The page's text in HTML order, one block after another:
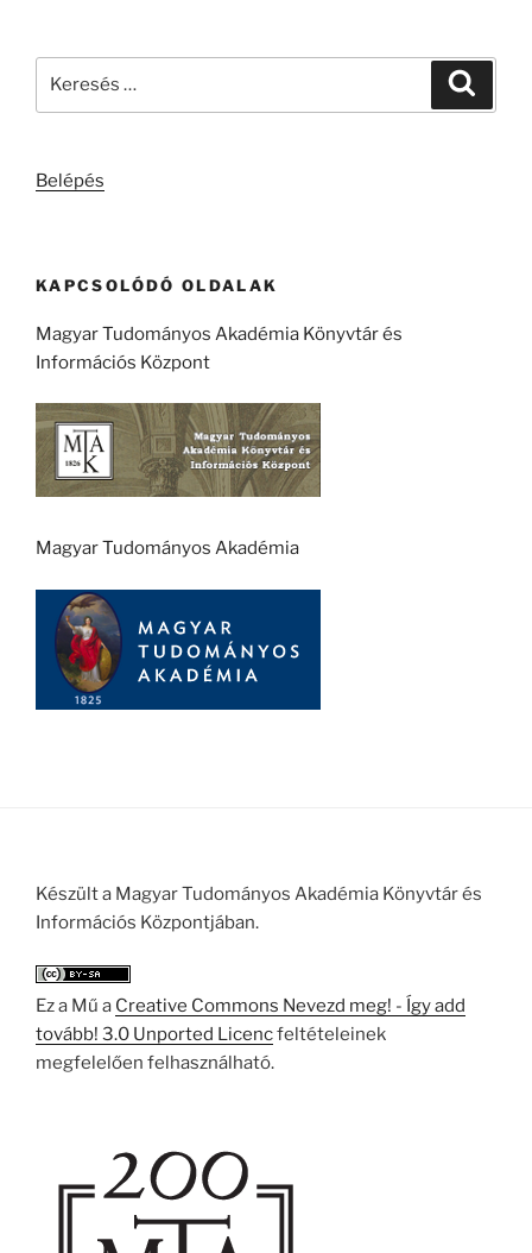
Belépés
KAPCSOLÓDÓ OLDALAK
Magyar Tudományos Akadémia Könyvtár és
Információs Központ
Magyar Tudományos Akadémia
Készült a Magyar Tudományos Akadémia Könyvtár és
Információs Központjában.
Ez a Mű a Creative Commons Nevezd meg! - Így add
tovább! 3.0 Unported Licencfeltételeinek
megfelelően felhasználható.